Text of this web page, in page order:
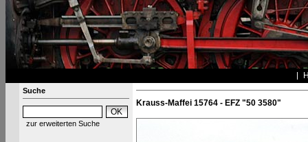
Suche
zur erweiterten Suche
Krauss-Maffei 15764 - EFZ "50 3580"